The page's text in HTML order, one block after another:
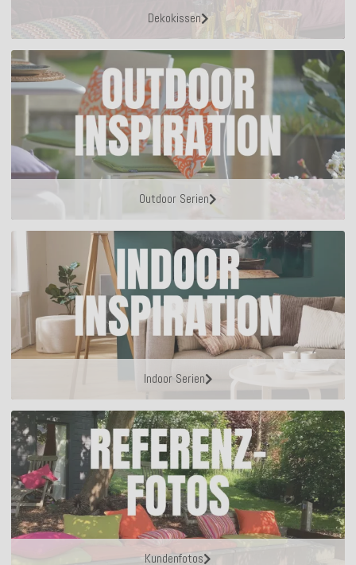
Dekokissen
Outdoor Serien
Indoor Serien
Kundenfotos